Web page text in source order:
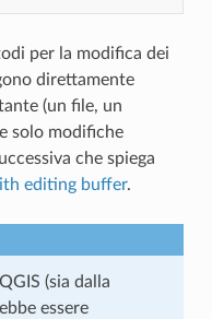
per la modifica dei
direttamente
(un file, un
solo modifiche
che spiega
editing buffer.
(sia dalla
essere